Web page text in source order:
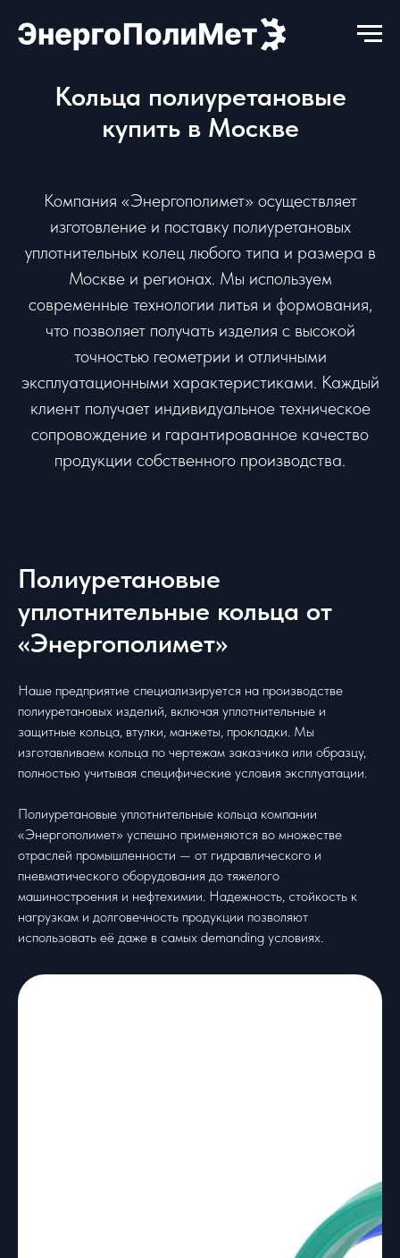
Кольца полиуретановые
купить в Москве
Компания «Энергополимет» осуществляет
изготовление и поставку полиуретановых
уплотнительных колец любого типа и размера в
Москве и регионах. Мы используем
современные технологии литья и формования,
что позволяет получать изделия с высокой
точностью геометрии и отличными
эксплуатационными характеристиками. Каждый
клиент получает индивидуальное техническое
сопровождение и гарантированное качество
продукции собственного производства.
Полиуретановые
уплотнительные кольца от
«Энергополимет»
Наше предприятие специализируется на производстве
полиуретановых изделий, включая уплотнительные и
защитные кольца, втулки, манжеты, прокладки. Мы
изготавливаем кольца по чертежам заказчика или образцу,
полностью учитывая специфические условия эксплуатации.
Полиуретановые уплотнительные кольца компании
«Энергополимет» успешно применяются во множестве
отраслей промышленности — от гидравлического и
пневматического оборудования до тяжелого
машиностроения и нефтехимии. Надежность, стойкость к
нагрузкам и долговечность продукции позволяют
использовать её даже в самых demanding условиях.